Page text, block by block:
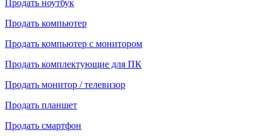
Продать ноутбук
Продать компьютер
Продать компьютер с монитором
Продать комплектующие для ПК
Продать монитор / телевизор
Продать планшет
Продать смартфон